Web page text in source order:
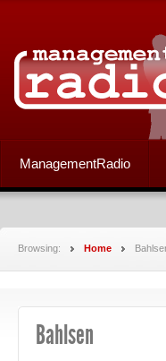
ManagementRadio
Browsing: Home
Bahlsen